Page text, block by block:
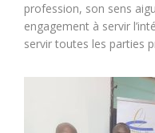
profession, son sens
engagement à servir
servir toutes les parties